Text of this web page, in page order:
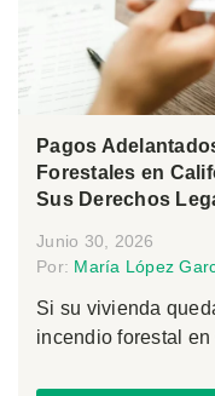
Pagos
Forestales en
Sus Derechos
Junio 30, 2026
Por: María López
Si su vivienda
incendio forestal